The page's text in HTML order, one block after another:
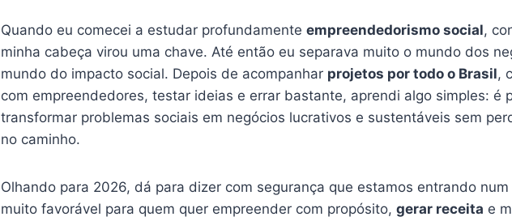
Quando eu comecei a estudar profundamente empreendedorismo social,
minha cabeça virou uma chave. Até então eu separava muito o mundo dos
mundo do impacto social. Depois de acompanhar projetos por todo o Brasil,
com empreendedores, testar ideias e errar bastante, aprendi algo simples: é
transformar problemas sociais em negócios lucrativos e sustentáveis sem
no caminho.
Olhando para 2026, dá para dizer com segurança que estamos entrando
muito favorável para quem quer empreender com propósito, gerar receita e